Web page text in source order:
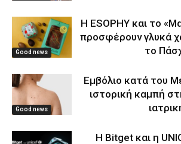
Good news
Η ESOPHY και το
προσφέρουν γλυκά
το
Good news
Εμβόλιο κατά του
ιστορική καμπή
Η Bitget και η